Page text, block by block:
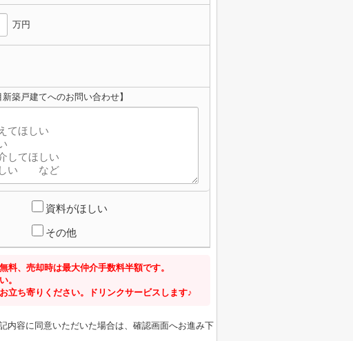
万円
築戸建てへのお問い合わせ】
資料がほしい
その他
、売却時は最大仲介手数料半額です。
。
立ち寄りください。ドリンクサービスします♪
内容に同意いただいた場合は、確認画面へお進み下